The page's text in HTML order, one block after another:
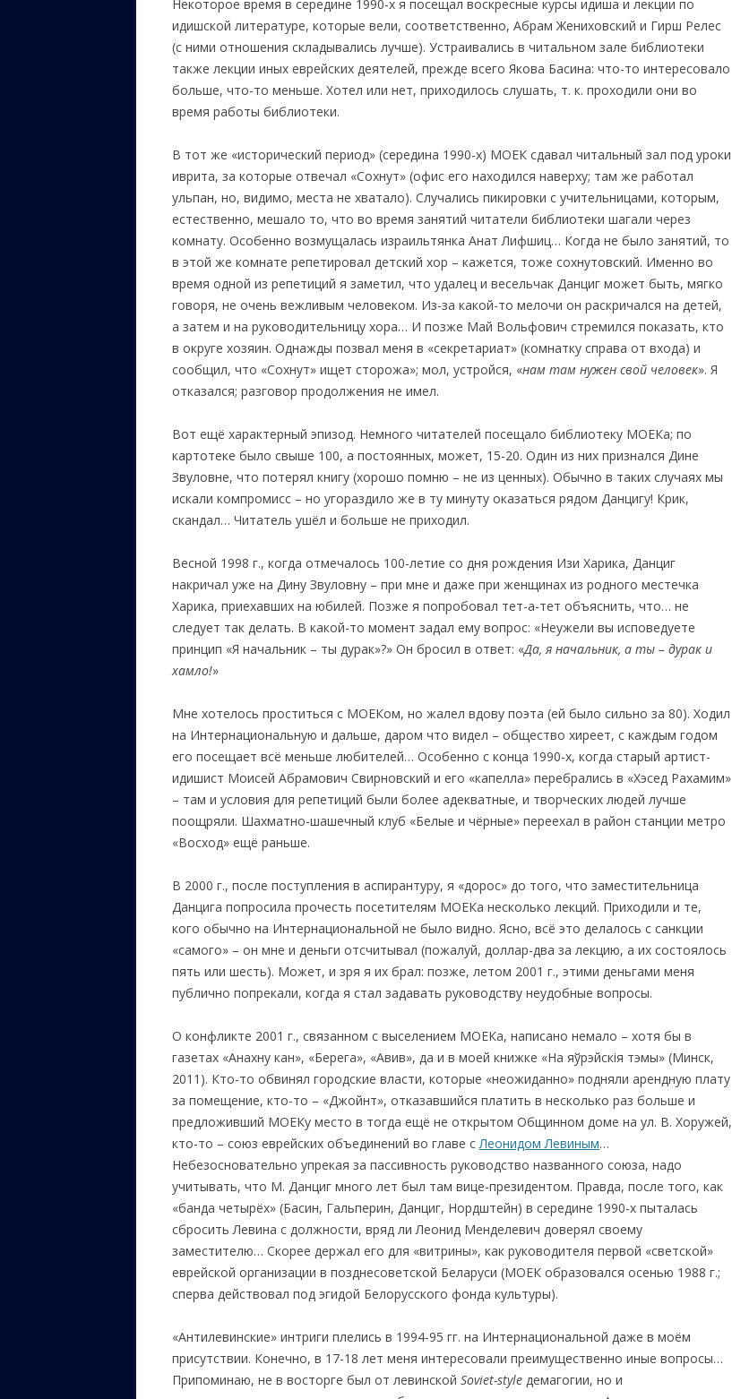
Некоторое время в середине 1990-х я посещал воскресные курсы идиша и лекции по
идишской литературе, которые вели, соответственно, Абрам Жениховский и Гирш Релес
(с ними отношения складывались лучше). Устраивались в читальном зале библиотеки
также лекции иных еврейских деятелей, прежде всего Якова Басина: что-то интересовало
больше, что-то меньше. Хотел или нет, приходилось слушать, т. к. проходили они во
время работы библиотеки.
В тот же «исторический период» (середина 1990-х) МОЕК сдавал читальный зал под уроки
иврита, за которые отвечал «Сохнут» (офис его находился наверху; там же работал
ульпан, но, видимо, места не хватало). Случались пикировки с учительницами, которым,
естественно, мешало то, что во время занятий читатели библиотеки шагали через
комнату. Особенно возмущалась израильтянка Анат Лифшиц… Когда не было занятий, то
в этой же комнате репетировал детский хор – кажется, тоже сохнутовский. Именно во
время одной из репетиций я заметил, что удалец и весельчак Данциг может быть, мягко
говоря, не очень вежливым человеком. Из-за какой-то мелочи он раскричался на детей,
а затем и на руководительницу хора… И позже Май Вольфович стремился показать, кто
в округе хозяин. Однажды позвал меня в «секретариат» (комнатку справа от входа) и
сообщил, что «Сохнут» ищет сторожа»; мол, устройся, «нам там нужен свой человек». Я
отказался; разговор продолжения не имел.
Вот ещё характерный эпизод. Немного читателей посещало библиотеку МОЕКа; по
картотеке было свыше 100, а постоянных, может, 15-20. Один из них признался Дине
Звуловне, что потерял книгу (хорошо помню – не из ценных). Обычно в таких случаях мы
искали компромисс – но угораздило же в ту минуту оказаться рядом Данцигу! Крик,
скандал… Читатель ушёл и больше не приходил.
Весной 1998 г., когда отмечалось 100-летие со дня рождения Изи Харика, Данциг
накричал уже на Дину Звуловну – при мне и даже при женщинах из родного местечка
Харика, приехавших на юбилей. Позже я попробовал тет-а-тет объяснить, что… не
следует так делать. В какой-то момент задал ему вопрос: «Неужели вы исповедуете
принцип «Я начальник – ты дурак»?» Он бросил в ответ: «Да, я начальник, а ты – дурак и
хамло!»
Мне хотелось проститься с МОЕКом, но жалел вдову поэта (ей было сильно за 80). Ходил
на Интернациональную и дальше, даром что видел – общество хиреет, с каждым годом
его посещает всё меньше любителей… Особенно с конца 1990-х, когда старый артист-
идишист Моисей Абрамович Свирновский и его «капелла» перебрались в «Хэсед Рахамим»
– там и условия для репетиций были более адекватные, и творческих людей лучше
поощряли. Шахматно-шашечный клуб «Белые и чёрные» переехал в район станции метро
«Восход» ещё раньше.
В 2000 г., после поступления в аспирантуру, я «дорос» до того, что заместительница
Данцига попросила прочесть посетителям МОЕКа несколько лекций. Приходили и те,
кого обычно на Интернациональной не было видно. Ясно, всё это делалось с санкции
«самого» – он мне и деньги отсчитывал (пожалуй, доллар-два за лекцию, а их состоялось
пять или шесть). Может, и зря я их брал: позже, летом 2001 г., этими деньгами меня
публично попрекали, когда я стал задавать руководству неудобные вопросы.
О конфликте 2001 г., связанном с выселением МОЕКа, написано немало – хотя бы в
газетах «Анахну кан», «Берега», «Авив», да и в моей книжке «На яўрэйскія тэмы» (Минск,
2011). Кто-то обвинял городские власти, которые «неожиданно» подняли арендную плату
за помещение, кто-то – «Джойнт», отказавшийся платить в несколько раз больше и
предложивший МОЕКу место в тогда ещё не открытом Общинном доме на ул. В. Хоружей,
кто-то – союз еврейских объединений во главе сЛеонидом Левиным…
Небезосновательно упрекая за пассивность руководство названного союза, надо
учитывать, что М. Данциг много лет был там вице-президентом. Правда, после того, как
«банда четырёх» (Басин, Гальперин, Данциг, Нордштейн) в середине 1990-х пыталась
сбросить Левина с должности, вряд ли Леонид Менделевич доверял своему
заместителю… Скорее держал его для «витрины», как руководителя первой «светской»
еврейской организации в позднесоветской Беларуси (МОЕК образовался осенью 1988 г.;
сперва действовал под эгидой Белорусского фонда культуры).
«Антилевинские» интриги плелись в 1994-95 гг. на Интернациональной даже в моём
присутствии. Конечно, в 17-18 лет меня интересовали преимущественно иные вопросы…
Припоминаю, не в восторге был от левинской Soviet-style демагогии, но и